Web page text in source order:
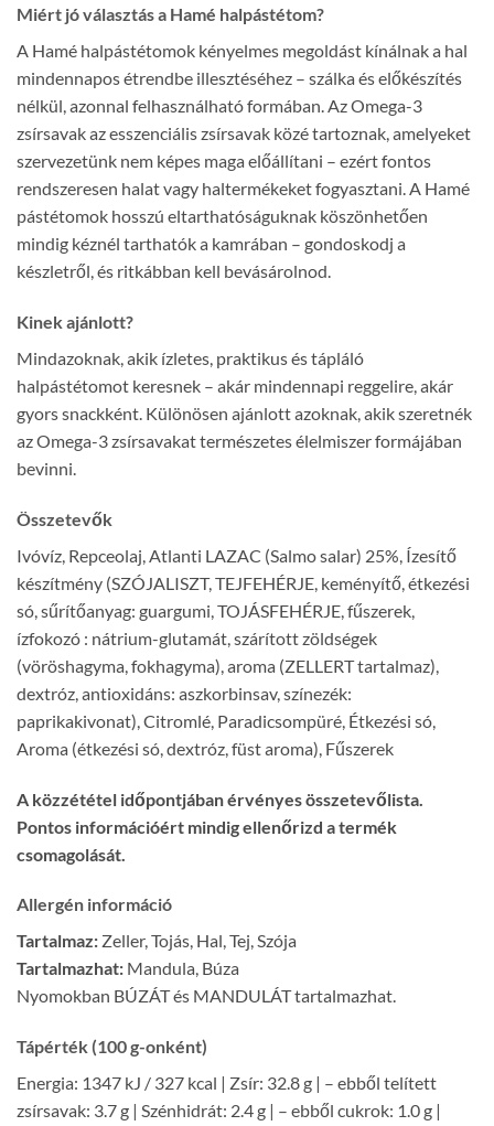
Miért jó választás a Hamé halpástétom?
A Hamé halpástétomok kényelmes megoldást kínálnak a hal
mindennapos étrendbe illesztéséhez – szálka és előkészítés
nélkül, azonnal felhasználható formában. Az Omega-3
zsírsavak az esszenciális zsírsavak közé tartoznak, amelyeket
szervezetünk nem képes maga előállítani – ezért fontos
rendszeresen halat vagy haltermékeket fogyasztani. A Hamé
pástétomok hosszú eltarthatóságuknak köszönhetően
mindig kéznél tarthatók a kamrában – gondoskodj a
készletről, és ritkábban kell bevásárolnod.
Kinek ajánlott?
Mindazoknak, akik ízletes, praktikus és tápláló
halpástétomot keresnek – akár mindennapi reggelire, akár
gyors snackként. Különösen ajánlott azoknak, akik szeretnék
az Omega-3 zsírsavakat természetes élelmiszer formájában
bevinni.
Összetevők
Ivóvíz, Repceolaj, Atlanti LAZAC (Salmo salar) 25%, Ízesítő
készítmény (SZÓJALISZT, TEJFEHÉRJE, keményítő, étkezési
só, sűrítőanyag: guargumi, TOJÁSFEHÉRJE, fűszerek,
ízfokozó : nátrium-glutamát, szárított zöldségek
(vöröshagyma, fokhagyma), aroma (ZELLERT tartalmaz),
dextróz, antioxidáns: aszkorbinsav, színezék:
paprikakivonat), Citromlé, Paradicsompüré, Étkezési só,
Aroma (étkezési só, dextróz, füst aroma), Fűszerek
A közzététel időpontjában érvényes összetevőlista.
Pontos információért mindig ellenőrizd a termék
csomagolását.
Allergén információ
Tartalmaz: Zeller, Tojás, Hal, Tej, Szója
Tartalmazhat: Mandula, Búza
Nyomokban BÚZÁT és MANDULÁT tartalmazhat.
Tápérték (100 g-onként)
Energia: 1347 kJ / 327 kcal | Zsír: 32.8 g | – ebből telített
zsírsavak: 3.7 g | Szénhidrát: 2.4 g | – ebből cukrok: 1.0 g |